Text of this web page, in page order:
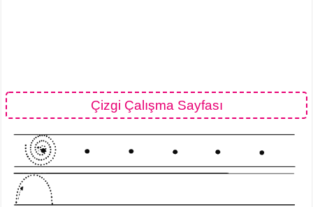
Çizgi Çalışma Sayfası